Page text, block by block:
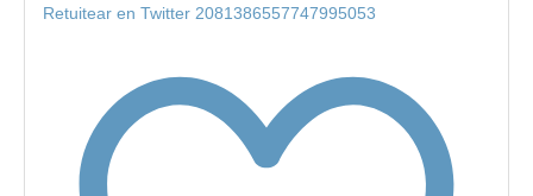
Retuitear en Twitter 2081386557747995053